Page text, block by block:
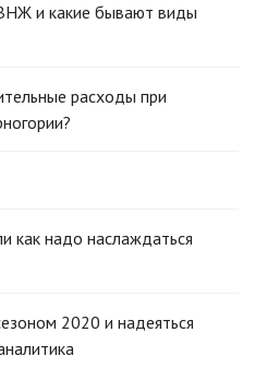
и какие бывают виды
расходы при
как надо наслаждаться
2020 и надеяться